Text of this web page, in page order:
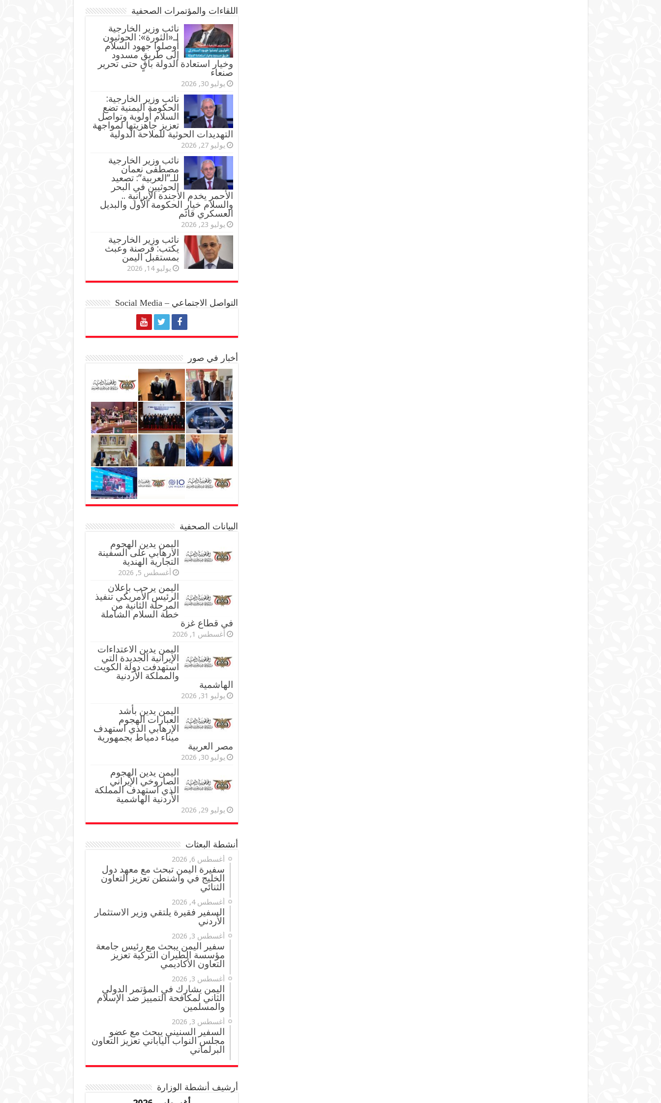
اللقاءات والمؤتمرات الصحفية
‏نائب وزير الخارجية
لـ«الثورة»: الحوثيون
أوصلوا جهود السلام
إلى طريق مسدود
وخيار استعادة الدولة باقٍ حتى تحرير
صنعاء
يوليو 30, 2026
نائب وزير الخارجية:
الحكومة اليمنية تضع
السلام أولوية وتواصل
تعزيز جاهزيتها لمواجهة
التهديدات الحوثية للملاحة الدولية
يوليو 27, 2026
نائب وزير الخارجية
مصطفى نعمان
للـ”العربية”: تصعيد
الحوثيين في البحر
الأحمر يخدم الأجندة الإيرانية ..
والسلام خيار الحكومة الأول والبديل
العسكري قائم
يوليو 23, 2026
نائب وزير الخارجية
يكتب: قرصنة وعبث
بمستقبل اليمن
يوليو 14, 2026
التواصل الاجتماعي – Social Media
أخبار في صور
البيانات الصحفية
اليمن يدين الهجوم
الارهابي على السفينة
التجارية الهندية
أغسطس 5, 2026
اليمن يرحب بإعلان
الرئيس الأمريكي تنفيذ
المرحلة الثانية من
خطة السلام الشاملة
في قطاع غزة
أغسطس 1, 2026
اليمن يدين الاعتداءات
الإيرانية الجديدة التي
استهدفت دولة الكويت
والمملكة الأردنية
الهاشمية
يوليو 31, 2026
اليمن يدين بأشد
العبارات الهجوم
الإرهابي الذي استهدف
ميناء دمياط بجمهورية
مصر العربية
يوليو 30, 2026
اليمن يدين الهجوم
الصاروخي الإيراني
الذي استهدف المملكة
الأردنية الهاشمية
يوليو 29, 2026
أنشطة البعثات
أغسطس 6, 2026
سفيرة اليمن تبحث مع معهد دول
الخليج في واشنطن تعزيز التعاون
الثنائي
أغسطس 4, 2026
السفير فقيرة يلتقي وزير الاستثمار
الأردني
أغسطس 3, 2026
سفير اليمن يبحث مع رئيس جامعة
مؤسسة الطيران التركية تعزيز
التعاون الأكاديمي
أغسطس 3, 2026
اليمن يشارك في المؤتمر الدولي
الثاني لمكافحة التمييز ضد الإسلام
والمسلمين
أغسطس 3, 2026
السفير السنيني يبحث مع عضو
مجلس النواب الياباني تعزيز التعاون
البرلماني
أرشيف أنشطة الوزارة